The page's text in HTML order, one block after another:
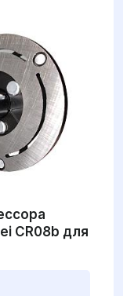
CR08b для